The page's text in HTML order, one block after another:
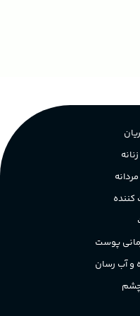
و مرکبات، وانیل،
پوست
و آب رسان
چشم